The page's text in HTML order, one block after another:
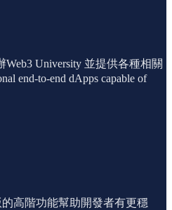
University 並提供各種相關
end-to-end dApps capable of
高階功能幫助開發者有更穩